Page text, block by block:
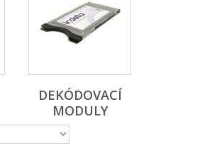
DEKÓDOVACÍ
MODULY